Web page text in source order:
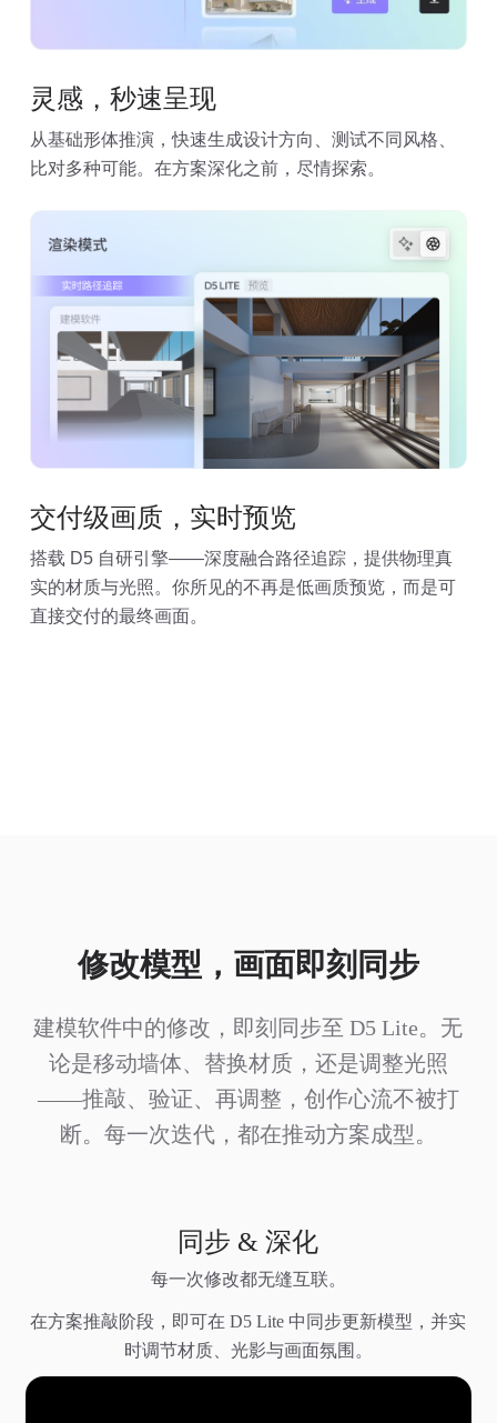
灵感，秒速呈现
从基础形体推演，快速生成设计方向、测试不同风格、
比对多种可能。在方案深化之前，尽情探索。
交付级画质，实时预览
搭载 D5 自研引擎——深度融合路径追踪，提供物理真
实的材质与光照。你所见的不再是低画质预览，而是可
直接交付的最终画面。
修改模型，画面即刻同步
建模软件中的修改，即刻同步至 D5 Lite。无
论是移动墙体、替换材质，还是调整光照
——推敲、验证、再调整，创作心流不被打
断。每一次迭代，都在推动方案成型。
同步 & 深化
每一次修改都无缝互联。
在方案推敲阶段，即可在 D5 Lite 中同步更新模型，并实
时调节材质、光影与画面氛围。